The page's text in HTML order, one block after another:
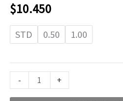
$10.450
STD 0.50 1.00
- +